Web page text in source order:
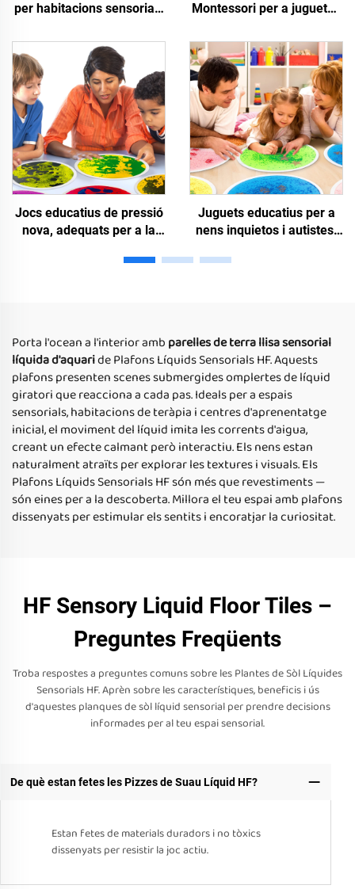
per habitacions sensorials
l'ansietat Tilonada
quadrada de revestiment
líquid sensorial nocturna
Montessori per a juguetes
reflecs UV i tiles líquides
sensorials per a juguetes
per a inquiets
Jocs educatius de pressió
nova, adequats per a la
interior. Pizzes de terra
Juguets educatius per a
nens inquietos i autistes,
Montessori, targetes de
Porta l'ocean a l'interior amb parelles de terra llisa sensorial
líquida d'aquaride Plafons Líquids Sensorials HF. Aquests
plafons presenten scenes submergides omplertes de líquid
giratori que reacciona a cada pas. Ideals per a espais
sensorials, habitacions de teràpia i centres d'aprenentatge
inicial, el moviment del líquid imita les corrents d'aigua,
creant un efecte calmant però interactiu. Els nens estan
naturalment atraïts per explorar les textures i visuals. Els
Plafons Líquids Sensorials HF són més que revestiments —
són eines per a la descoberta. Millora el teu espai amb plafons
dissenyats per estimular els sentits i encoratjar la curiositat.
HF Sensory Liquid Floor Tiles –
Preguntes Freqüents
Troba respostes a preguntes comuns sobre les Plantes de Sòl Líquides
Sensorials HF. Aprèn sobre les característiques, beneficis i ús
d'aquestes planques de sòl líquid sensorial per prendre decisions
informades per al teu espai sensorial.
De què estan fetes les Pizzes de Suau Líquid HF?
Estan fetes de materials duradors i no tòxics
dissenyats per resistir la joc actiu.